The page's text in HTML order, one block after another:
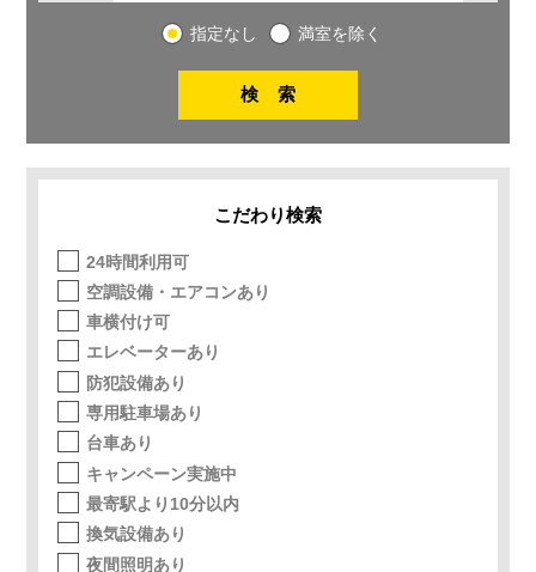
指定なし 満室を除く
こだわり検索
24時間利用可
空調設備・エアコンあり
車横付け可
エレベーターあり
防犯設備あり
専用駐車場あり
台車あり
キャンペーン実施中
最寄駅より10分以内
換気設備あり
夜間照明あり